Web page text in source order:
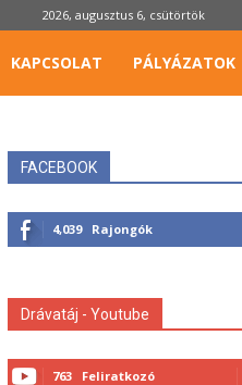
2026, augusztus 6, csütörtök
KAPCSOLAT PÁLYÁZATOK
FACEBOOK
4,039 Rajongók
Drávatáj - Youtube
763 Feliratkozó